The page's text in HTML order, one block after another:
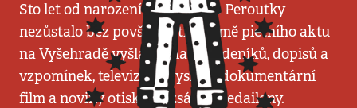
Sto let od narození Ferdinanda Peroutky
nezůstalo bez povšimnutí. Kromě pietního aktu
na Vyšehradě vyšla kniha jeho deníků, dopisů a
vzpomínek, televize odvysílala dokumentární
film a noviny otiskly rozsáhlé medailony.